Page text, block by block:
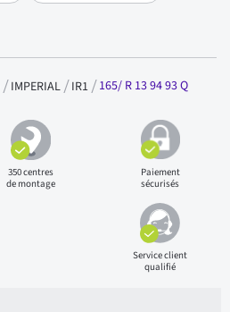
IMPERIAL IR1 165/ R 13 94 93 Q
350 centres
de montage
Paiement
sécurisés
Service client
qualifié